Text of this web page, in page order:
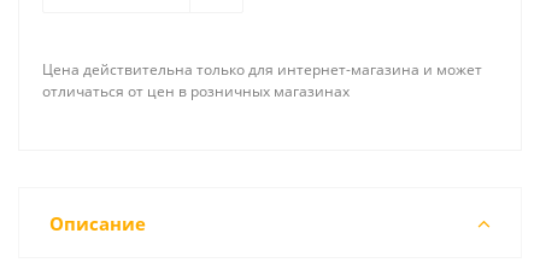
Цена действительна только для интернет-магазина и может
отличаться от цен в розничных магазинах
Описание